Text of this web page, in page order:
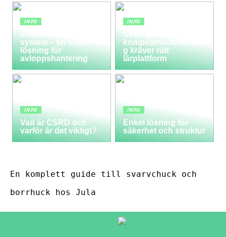
INFO
Installera ett LTA-
system – en smart
lösning för
avloppshantering
INFO
Strategisk
kompetensutvecklin
g kräver rätt
lärplattform
INFO
Vad är CSRD och
varför är det viktigt?
INFO
Enkel lösning för
säkerhet och struktur
En komplett guide till svarvchuck och
borrhuck hos Jula